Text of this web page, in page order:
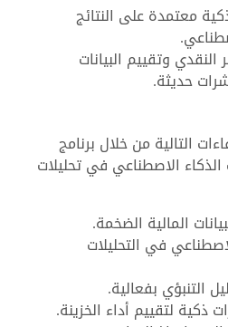
معتمدة على النتائج
النقدي وتقييم البيانات
حديثة.
التالية من خلال برنامج
الذكاء الاصطناعي في تحليلات
المالية الضخمة.
في التحليلات
التنبؤي بفعالية.
لتقييم أداء الخزينة.